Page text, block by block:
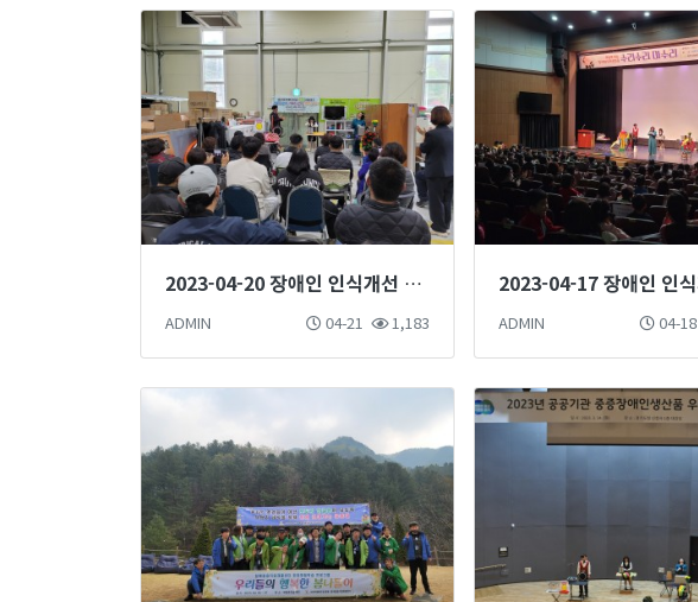
2023-04-20 장애인 인식개선 마술단 마술공연 진행
ADMIN 04-21 1,183 ADMIN 04-18